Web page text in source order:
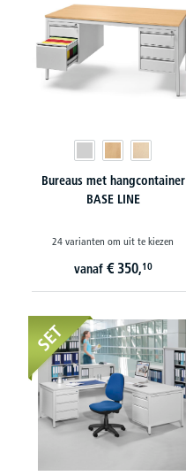
Bureaus met hangcontainer
BASE LINE
24 varianten om uit te kiezen
vanaf € 350,10
SET